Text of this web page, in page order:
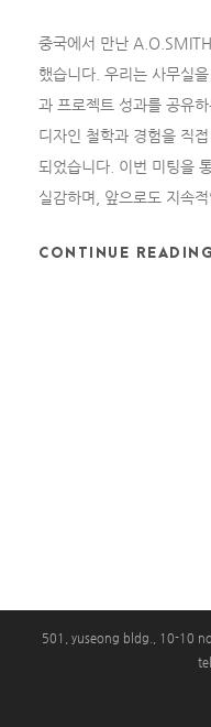
중국에서 만난
했습니다. 우리는 사무실
과 프로젝트 성과를 공유
디자인 철학과 경험을 직
되었습니다. 이번 미팅을
실감하며, 앞으로도 지속
CONTINUE READING
501, yuseong bldg., 10-10